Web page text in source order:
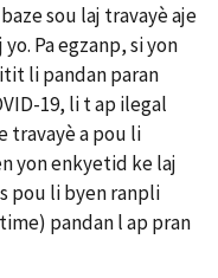
sou laj travayè aje
Pa egzanp, si yon
li pandan paran
19, li t ap ilegal
travayè a pou li
yon enkyetid ke laj
pou li byen ranpli
pandan l ap pran